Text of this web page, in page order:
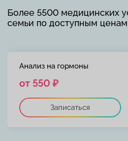
Более 5500 медицинских
семьи по доступным
Анализ на гормоны
от 550 ₽
Записаться